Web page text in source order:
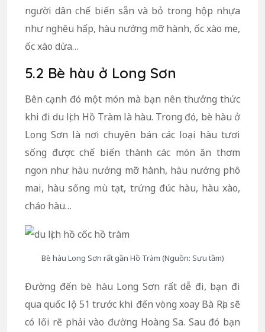
người dân chế biến sẵn và bỏ trong hộp nhựa
như nghêu hấp, hàu nướng mỡ hành, ốc xào me,
ốc xào dừa…
5.2 Bè hàu ở Long Sơn
Bên cạnh đó một món mà bạn nên thưởng thức
khi đi du lịch Hồ Tràm là hàu. Trong đó, bè hàu ở
Long Sơn là nơi chuyên bán các loại hàu tươi
sống được chế biến thành các món ăn thơm
ngon như hàu nướng mỡ hành, hàu nướng phô
mai, hàu sống mù tạt, trứng đúc hàu, hàu xào,
cháo hàu…
Bè hàu Long Sơn rất gần Hồ Tràm (Nguồn: Sưu tầm)
Đường đến bè hàu Long Sơn rất dễ đi, bạn đi
qua quốc lộ 51 trước khi đến vòng xoay Bà Rịa sẽ
có lối rẽ phải vào đường Hoàng Sa. Sau đó bạn